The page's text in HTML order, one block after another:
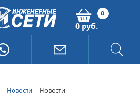
0
0 руб.
Новости Новости